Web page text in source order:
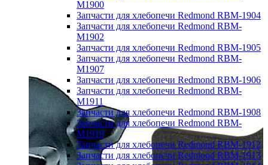
M1900
Запчасти для хлебопечи Redmond RBM-1904
Запчасти для хлебопечи Redmond RBM-
M1902
Запчасти для хлебопечи Redmond RBM-1905
Запчасти для хлебопечи Redmond RBM-
M1907
Запчасти для хлебопечи Redmond RBM-1906
Запчасти для хлебопечи Redmond RBM-
M1911
Запчасти для хлебопечи Redmond RBM-1908
Запчасти для хлебопечи Redmond RBM-
M1919
Запчасти для хлебопечи Redmond RBM-1912
Запчасти для хлебопечи Redmond RBM-1913